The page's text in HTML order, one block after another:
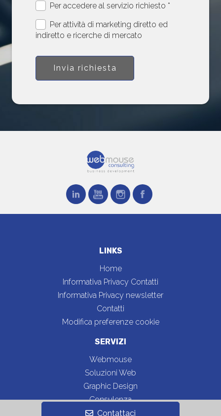
Contattaci
Per accedere al servizio richiesto *
Per attività di marketing diretto ed
indiretto e ricerche di mercato
Invia richiesta
LINKS
Home
Informativa Privacy Contatti
Informativa Privacy newsletter
Contatti
Modifica preferenze cookie
SERVIZI
Webmouse
Soluzioni Web
Graphic Design
Consulenza
Portfolio